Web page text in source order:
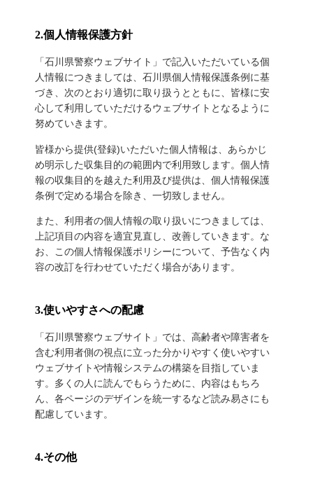
2.個人情報保護方針
「石川県警察ウェブサイト」で記入いただいている個
人情報につきましては、石川県個人情報保護条例に基
づき、次のとおり適切に取り扱うとともに、皆様に安
心して利用していただけるウェブサイトとなるように
努めていきます。
皆様から提供(登録)いただいた個人情報は、あらかじ
め明示した収集目的の範囲内で利用致します。個人情
報の収集目的を越えた利用及び提供は、個人情報保護
条例で定める場合を除き、一切致しません。
また、利用者の個人情報の取り扱いにつきましては、
上記項目の内容を適宜見直し、改善していきます。な
お、この個人情報保護ポリシーについて、予告なく内
容の改訂を行わせていただく場合があります。
3.使いやすさへの配慮
「石川県警察ウェブサイト」では、高齢者や障害者を
含む利用者側の視点に立った分かりやすく使いやすい
ウェブサイトや情報システムの構築を目指していま
す。多くの人に読んでもらうために、内容はもちろ
ん、各ページのデザインを統一するなど読み易さにも
配慮しています。
4.その他